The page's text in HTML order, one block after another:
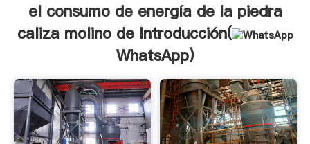
el consumo de energía de la piedra
caliza molino de Introducción(
WhatsApp)